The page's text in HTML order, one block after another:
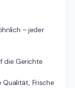
– jeder
die Gerichte
Qualität, Frische